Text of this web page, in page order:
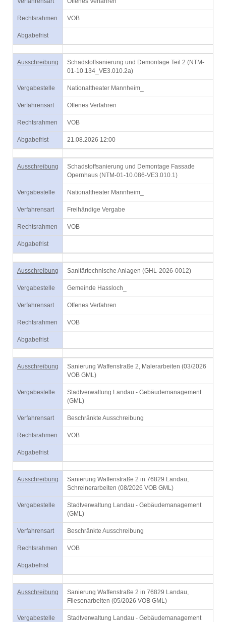
Rechtsrahmen VOB
Abgabefrist
Ausschreibung
Schadstoffsanierung und Demontage Teil 2 (NTM-
01-10.134_VE3.010.2a)
Vergabestelle Nationaltheater Mannheim_
Verfahrensart Offenes Verfahren
Rechtsrahmen VOB
Abgabefrist 21.08.2026 12:00
Ausschreibung
Schadstoffsanierung und Demontage Fassade
Opernhaus (NTM-01-10.086-VE3.010.1)
Vergabestelle Nationaltheater Mannheim_
Verfahrensart Freihändige Vergabe
Rechtsrahmen VOB
Abgabefrist
Ausschreibung Sanitärtechnische Anlagen (GHL-2026-0012)
Vergabestelle Gemeinde Hassloch_
Verfahrensart Offenes Verfahren
Rechtsrahmen VOB
Abgabefrist
Ausschreibung
Sanierung Waffenstraße 2, Malerarbeiten (03/2026
VOB GML)
Vergabestelle
Stadtverwaltung Landau - Gebäudemanagement
(GML)
Verfahrensart Beschränkte Ausschreibung
Rechtsrahmen VOB
Abgabefrist
Ausschreibung
Sanierung Waffenstraße 2 in 76829 Landau,
Schreinerarbeiten (08/2026 VOB GML)
Vergabestelle
Stadtverwaltung Landau - Gebäudemanagement
(GML)
Verfahrensart Beschränkte Ausschreibung
Rechtsrahmen VOB
Abgabefrist
Ausschreibung
Sanierung Waffenstraße 2 in 76829 Landau,
Fliesenarbeiten (05/2026 VOB GML)
Vergabestelle
Stadtverwaltung Landau - Gebäudemanagement